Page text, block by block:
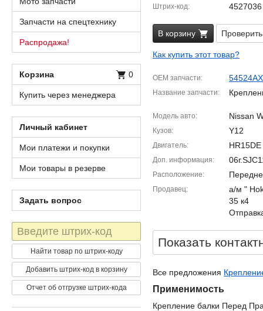
Штрих-код 4527036
В корзину
Как купить этот товар?
OEM запчасти
Название запчасти
Модель авто Nissan
Кузов Y12
Двигатель HR15DE
Доп. информация
Расположение
Продавец
а/м "
35 к4
Показать
Все предложения
Применимость
Крепление балки Перед
Запчасти на спецтехнику
Распродажа!
Корзина 0
Купить через менеджера
Личный кабинет
Мои платежи и покупки
Мои товары в резерве
Задать вопрос
Штрих-
код
Найти товар по штрих-коду
Добавить штрих-код в корзину
Отчет об отгрузке штрих-кода